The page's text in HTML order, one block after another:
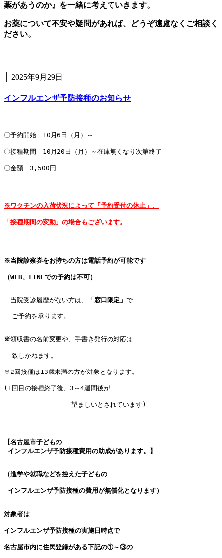
薬があうのか』を一緒に考えていきます。
お薬について不安や疑問があれば、どうぞ遠慮なくご相談く
ださい。
2025年9月29日
インフルエンザ予防接種のお知らせ
〇予約開始　10月6日（月）～
〇接種期間　10月20日（月）～在庫無くなり次第終了
〇金額　3,500円
※ワクチンの入荷状況によって「予約受付の休止」、
「接種期間の変動」の場合もございます。
※当院診察券をお持ちの方は電話予約が可能です
（WEB、 LINEでの予約は不可）
当院受診履歴がない方は、 「窓口限定」 で
  ご予約を承ります。
※領収書の名前変更や、手書き発行の対応は
  致しかねます。
※2回接種は13歳未満の方が対象となります。
(1回目の接種終了後、3～4週間後が
                 望ましいとされています)
【名古屋市子どもの
インフルエンザ予防接種費用の助成があります。】
（進学や就職などを控えた子どもの
インフルエンザ予防接種の費用が無償化となります）
対象者は
インフルエンザ予防接種の実施日時点で
名古屋市内に住民登録がある下記の①～③の